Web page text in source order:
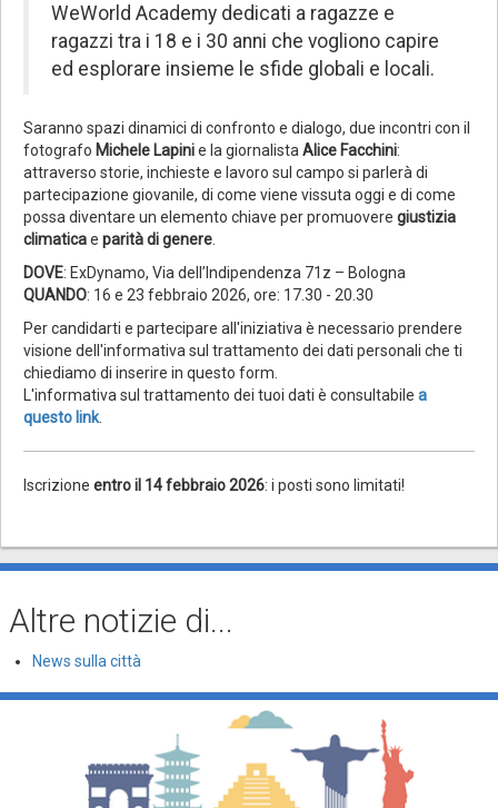
WeWorld Academy dedicati a ragazze e
ragazzi tra i 18 e i 30 anni che vogliono capire
ed esplorare insieme le sfide globali e locali.
Saranno spazi dinamici di confronto e dialogo, due incontri con il
fotografo Michele Lapinie la giornalista Alice Facchini:
attraverso storie, inchieste e lavoro sul campo si parlerà di
partecipazione giovanile, di come viene vissuta oggi e di come
possa diventare un elemento chiave per promuovere giustizia
climaticae parità di genere
DOVE: ExDynamo, Via dell’Indipendenza 71z – Bologna
QUANDO: 16 e 23 febbraio 2026, ore: 17.30 - 20.30
Per candidarti e partecipare all'iniziativa è necessario prendere
visione dell'informativa sul trattamento dei dati personali che ti
chiediamo di inserire in questo form.
L'informativa sul trattamento dei tuoi dati è consultabile a
questo link.
Iscrizione entro il 14 febbraio 2026: i posti sono limitati!
Altre notizie di...
News sulla città